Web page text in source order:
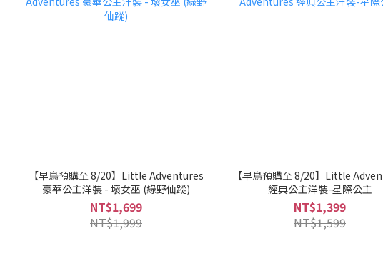
【早鳥預購至 8/20】Little Adventures
豪華公主洋裝 - 壞女巫 (綠野仙蹤)
NT$1,699
NT$1,999
【早鳥預購至 8/20】Little
經典公主洋裝-星際公主
NT$1,399
NT$1,599